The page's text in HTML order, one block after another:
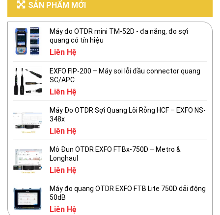
SẢN PHẨM MỚI
Máy đo OTDR mini TM-52D - đa năng, đo sợi
quang có tín hiệu
Liên Hệ
EXFO FIP-200 – Máy soi lỗi đầu connector quang
SC/APC
Liên Hệ
Máy Đo OTDR Sợi Quang Lõi Rỗng HCF – EXFO NS-
348x
Liên Hệ
Mô Đun OTDR EXFO FTBx-750D – Metro &
Longhaul
Liên Hệ
Máy đo quang OTDR EXFO FTB Lite 750D dải động
50dB
Liên Hệ